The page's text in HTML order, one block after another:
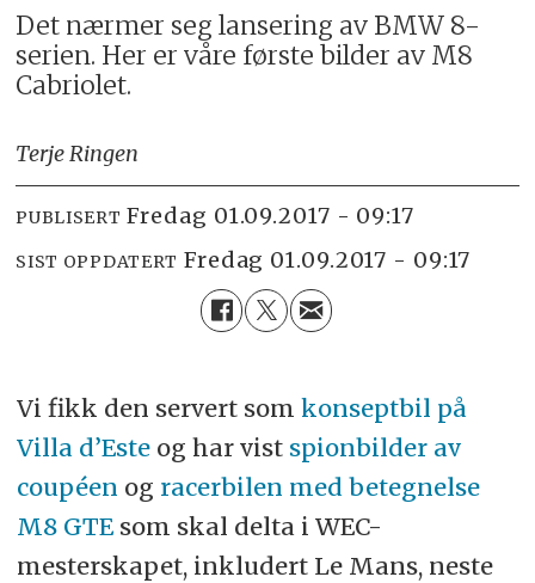
Det nærmer seg lansering av BMW 8-
serien. Her er våre første bilder av M8
Cabriolet.
Terje Ringen
PUBLISERT fredag 01.09.2017 - 09:17
SIST OPPDATERT fredag 01.09.2017 - 09:17
Vi fikk den servert som konseptbil på
Villa d’Esteog har vist spionbilder av
coupéen og racerbilen med betegnelse
M8 GTEsom skal delta i WEC-
mesterskapet, inkludert Le Mans, neste